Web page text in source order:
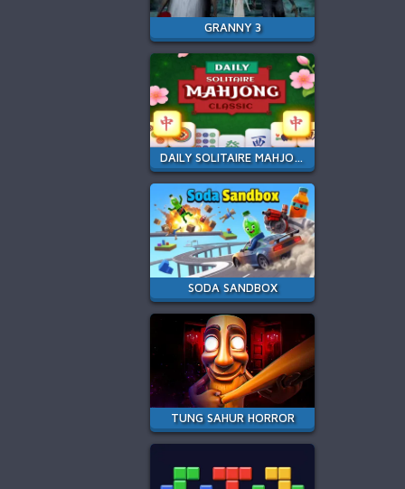
GRANNY 3
DAILY SOLITAIRE MAHJONG CLASSIC
SODA SANDBOX
TUNG SAHUR HORROR